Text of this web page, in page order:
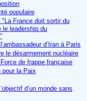
populaire
France doit sortir du
le leadership du
d’Iran à Paris
le désarmement nucléaire
de frappe française
pour la Paix
d’un monde sans